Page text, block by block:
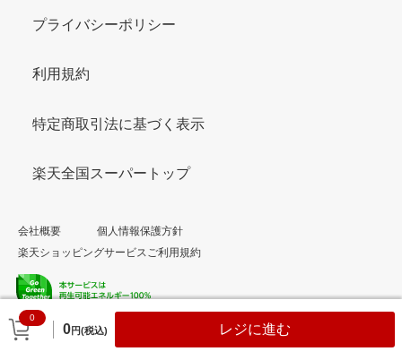
0
0円(税込) レジに進む
プライバシーポリシー
利用規約
特定商取引法に基づく表示
楽天全国スーパートップ
会社概要
個人情報保護方針
楽天ショッピングサービスご利用規約
© Rakuten Group, Inc.